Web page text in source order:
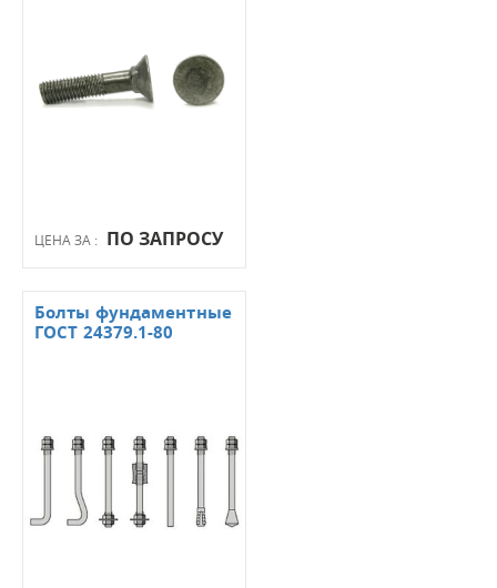
ЦЕНА ЗА : ПО ЗАПРОСУ
Болты фундаментные
ГОСТ 24379.1-80